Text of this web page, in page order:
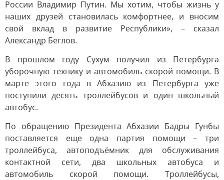
России Владимир Путин. Мы хотим, чтобы жизнь у
наших друзей становилась комфортнее, и вносим
свой вклад в развитие Республики», – сказал
Александр Беглов.
В прошлом году Сухум получил из Петербурга
уборочную технику и автомобиль скорой помощи. В
марте этого года в Абхазию из Петербурга уже
поступили десять троллейбусов и один школьный
автобус.
По обращению Президента Абхазии Бадры Гунбы
поставляется еще одна партия помощи – три
троллейбуса, автоподъёмник для обслуживания
контактной сети, два школьных автобуса и
автомобиль скорой помощи. Троллейбусы,